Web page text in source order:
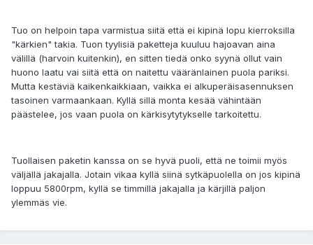
Tuo on helpoin tapa varmistua siitä että ei kipinä lopu kierroksilla
"kärkien" takia. Tuon tyylisiä paketteja kuuluu hajoavan aina
välillä (harvoin kuitenkin), en sitten tiedä onko syynä ollut vain
huono laatu vai siitä että on naitettu vääränlainen puola pariksi.
Mutta kestäviä kaikenkaikkiaan, vaikka ei alkuperäisasennuksen
tasoinen varmaankaan. Kyllä sillä monta kesää vähintään
päästelee, jos vaan puola on kärkisytytykselle tarkoitettu.
Tuollaisen paketin kanssa on se hyvä puoli, että ne toimii myös
väljällä jakajalla. Jotain vikaa kyllä siinä sytkäpuolella on jos kipinä
loppuu 5800rpm, kyllä se timmillä jakajalla ja kärjillä paljon
ylemmäs vie.